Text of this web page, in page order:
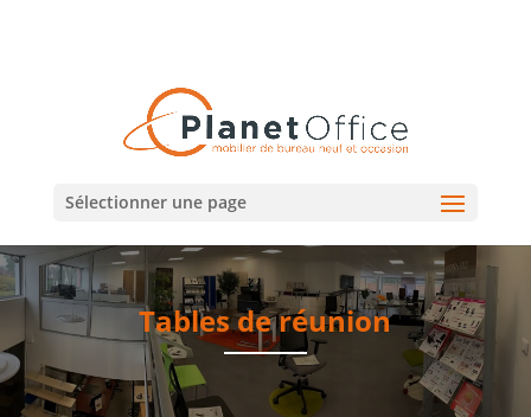
Sélectionner une page
Tables de réunion